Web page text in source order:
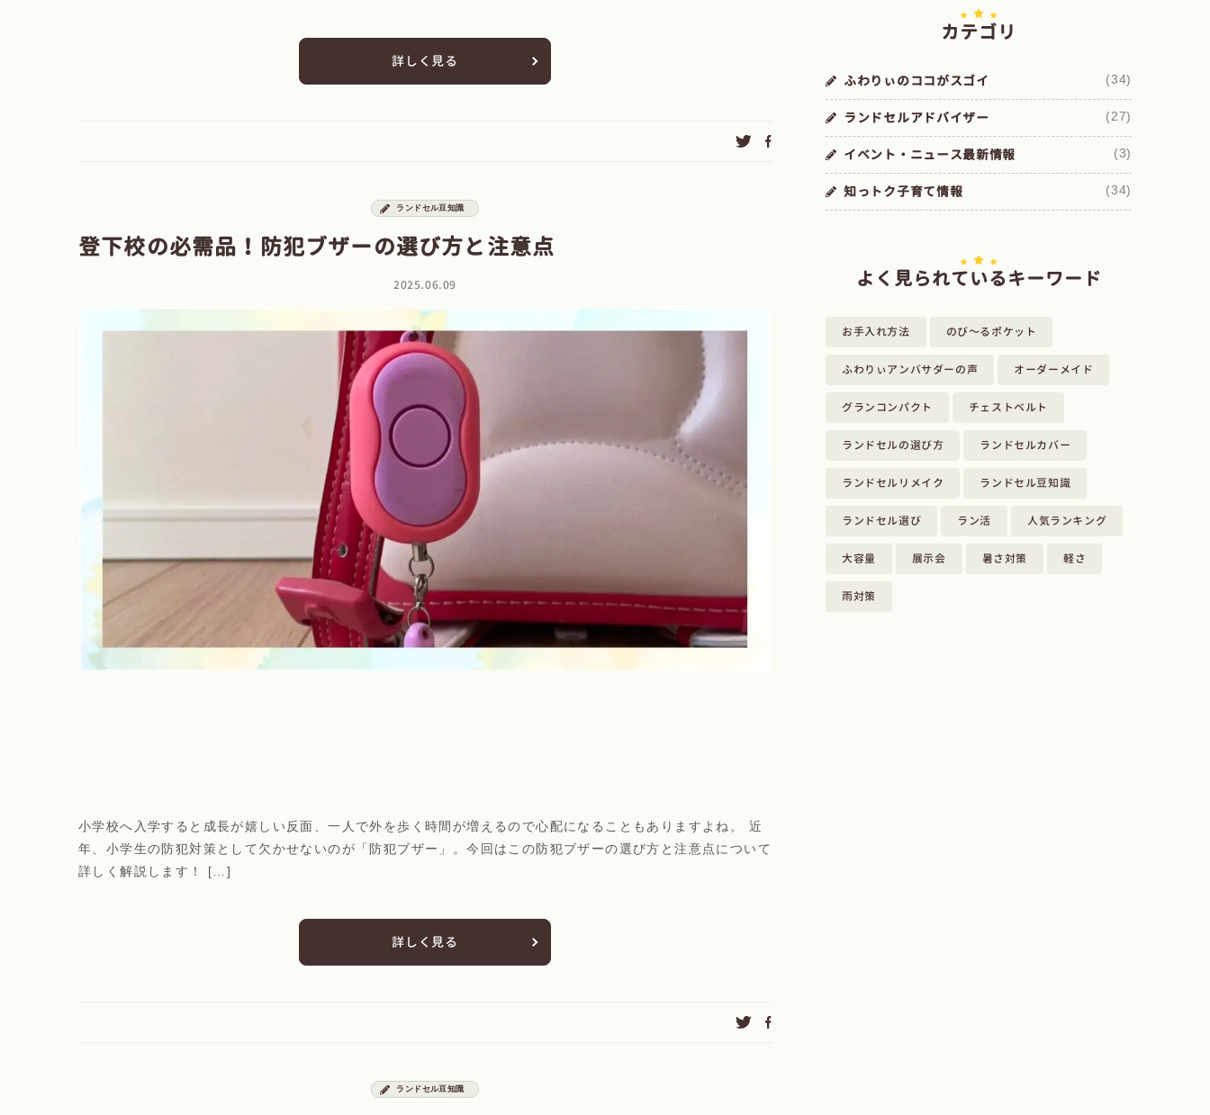
詳しく見る
ランドセル豆知識
登下校の必需品！防犯ブザーの選び方と注意点
2025.06.09
小学校へ入学すると成長が嬉しい反面、一人で外を歩く時間が増えるので心配になることもありますよね。 近
年、小学生の防犯対策として欠かせないのが「防犯ブザー」。今回はこの防犯ブザーの選び方と注意点について
詳しく解説します！ […]
詳しく見る
ランドセル豆知識
カテゴリ
ふわりぃのココがスゴイ (34)
ランドセルアドバイザー (27)
イベント・ニュース最新情報 (3)
知っトク子育て情報 (34)
よく見られているキーワード
お手入れ方法 のび～るポケット
ふわりぃアンバサダーの声 オーダーメイド
グランコンパクト チェストベルト
ランドセルの選び方 ランドセルカバー
ランドセルリメイク ランドセル豆知識
ランドセル選び ラン活 人気ランキング
大容量 展示会 暑さ対策 軽さ
雨対策